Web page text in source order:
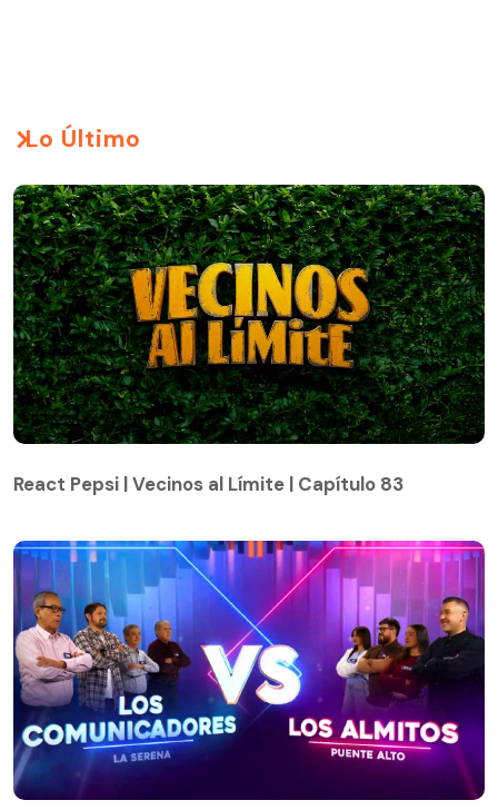
Lo Último
React Pepsi | Vecinos al Límite | Capítulo 83